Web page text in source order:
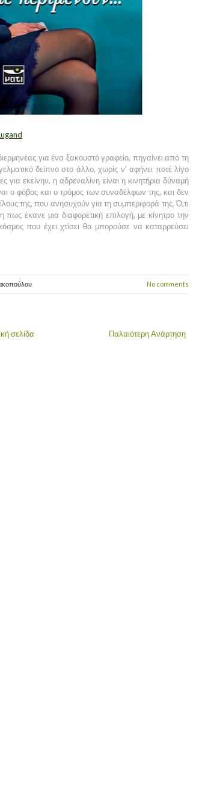
για ένα ξακουστό γραφείο, πηγαίνει από τη
δείπνο στο άλλο, χωρίς ν’ αφήνει ποτέ λίγο
για εκείνην, η αδρεναλίνη είναι η κινητήρια δύναμή
ο φόβος και ο τρόμος των συναδέλφων της, και δεν
της, που ανησυχούν για τη συμπεριφορά της. Ό,τι
πως έκανε μια διαφορετική επιλογή, με κίνητρο την
που έχει χτίσει θα μπορούσε να καταρρεύσει
No comments
Παλαιότερη Ανάρτηση
σελίδα